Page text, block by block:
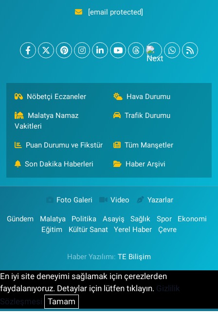
[email protected]
Nöbetçi Eczaneler Hava Durumu
Malatya Namaz
Vakitleri
Trafik Durumu
Puan Durumu ve Fikstür Tüm Manşetler
Son Dakika Haberleri Haber Arşivi
Foto Galeri Video Yazarlar
Gündem Malatya Politika Asayiş Sağlık Spor
Ekonomi
Eğitim
Kültür Sanat Yerel Haber Çevre
Haber Yazılımı: TE Bilişim
En iyi site deneyimi sağlamak için çerezlerden
faydalanıyoruz. Detaylar için lütfen tıklayın. Gizlilik
Sözleşmesi Tamam